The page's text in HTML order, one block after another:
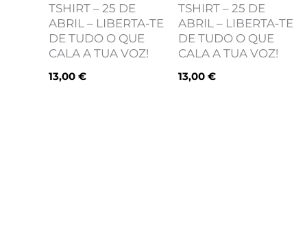
TSHIRT – 25 DE
ABRIL – LIBERTA-TE
DE TUDO O QUE
CALA A TUA VOZ!
13,00 €
TSHIRT – 25 DE
ABRIL – LIBERTA-TE
DE TUDO O QUE
CALA A TUA VOZ!
13,00 €